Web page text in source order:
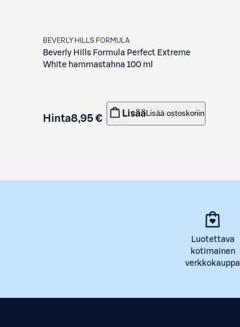
BEVERLY HILLS FORMULA
Beverly Hills Formula Perfect Extreme
White hammastahna 100 ml
Hinta8,95 € Lisää Lisää ostoskoriin
Luotettava
kotimainen
verkkokauppa